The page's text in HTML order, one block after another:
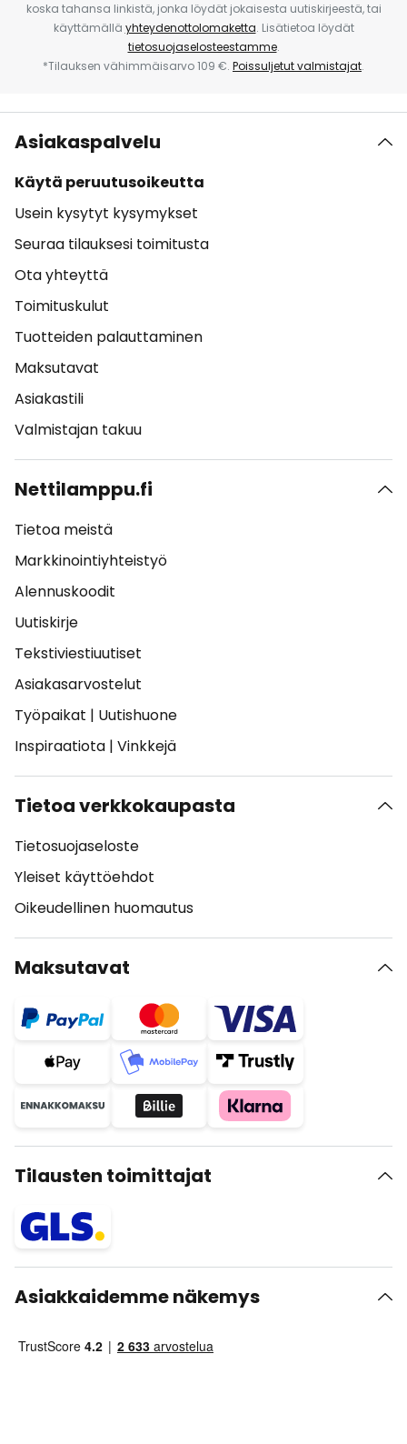
koska tahansa linkistä, jonka löydät jokaisesta uutiskirjeestä, tai
käyttämällä yhteydenottolomaketta. Lisätietoa löydät
tietosuojaselosteestamme.
*Tilauksen vähimmäisarvo 109 €. Poissuljetut valmistajat.
Asiakaspalvelu
Käytä peruutusoikeutta
Usein kysytyt kysymykset
Seuraa tilauksesi toimitusta
Ota yhteyttä
Toimituskulut
Tuotteiden palauttaminen
Maksutavat
Asiakastili
Valmistajan takuu
Nettilamppu.fi
Tietoa meistä
Markkinointiyhteistyö
Alennuskoodit
Uutiskirje
Tekstiviestiuutiset
Asiakasarvostelut
Työpaikat | Uutishuone
Inspiraatiota | Vinkkejä
Tietoa verkkokaupasta
Tietosuojaseloste
Yleiset käyttöehdot
Oikeudellinen huomautus
Maksutavat
Tilausten toimittajat
Asiakkaidemme näkemys